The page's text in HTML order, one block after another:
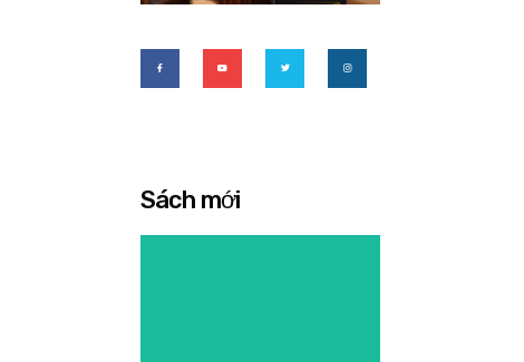
Sách mới